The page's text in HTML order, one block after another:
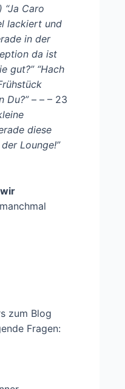
Caro
lackiert und
in der
da ist
gut?” “Hach
Du?” – – – 23
diese
Lounge!”
zum Blog
Fragen: